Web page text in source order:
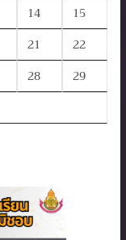
14
15
21
22
28
29